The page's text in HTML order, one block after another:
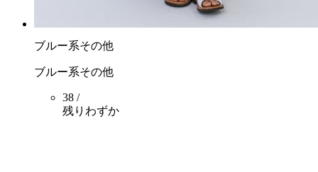
ブルー系その他
ブルー系その他
38 /
残りわずか